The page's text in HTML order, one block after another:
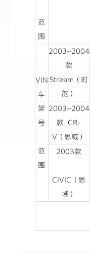
范
围
VIN
车
架
号
范
围
2003~2004
款
Stream（时
韵）
2003~2004
款 CR-
V（思威）
2003款
CIVIC（思
域）